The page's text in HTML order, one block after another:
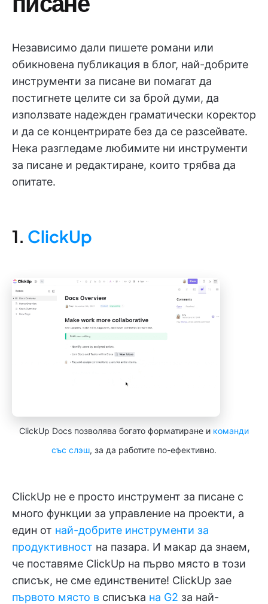
Независимо дали пишете романи или
обикновена публикация в блог, най-добрите
инструменти за писане ви помагат да
постигнете целите си за брой думи, да
използвате надежден граматически коректор
и да се концентрирате без да се разсейвате.
Нека разгледаме любимите ни инструменти
за писане и редактиране, които трябва да
опитате.
1. ClickUp
ClickUp Docs позволява богато форматиране и команди
със слэш, за да работите по-ефективно.
ClickUp не е просто инструмент за писане с
много функции за управление на проекти, а
един от най-добрите инструменти за
продуктивност на пазара. И макар да знаем,
че поставяме ClickUp на първо място в този
списък, не сме единствените! ClickUp зае
първото място в списъка на G2 за най-